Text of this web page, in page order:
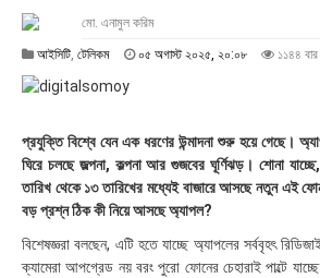
মো. এনামুল করিম
আইসিটি, টেলিকম ০৫ অগাস্ট ২০২৫, ২০:০৮
২
০
২
২
০
১১৪৪
প্রযুক্তি বিশ্বে যেন এক ধরণের উন্মাদনা শুরু হয়ে গেছে।
ঘিরে চলছে জল্পনা, কল্পনা আর গুজবের ঘূর্ণিঝড়। শোনা
তারিখ থেকে ১৩ তারিখের মধ্যেই বাজারে আসছে নতুন এই
বড় প্রশ্ন ঠিক কী নিয়ে আসছে অ্যাপল?
বিশেষজ্ঞরা বলছেন, এটি হতে যাচ্ছে অ্যাপলের সর্ববৃহৎ
ক্যামেরা আপগ্রেড নয় বরং পুরো ফোনের চেহারাই পাল্টে